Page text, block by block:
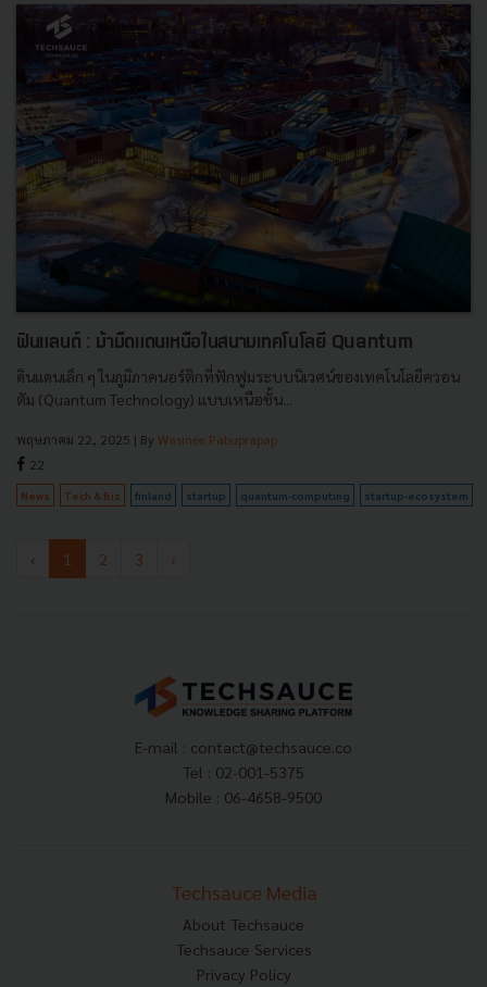
ฟินแลนด์ : ม้ามืดแดนเหนือในสนามเทคโนโลยี Quantum
ดินแดนเล็ก ๆ ในภูมิภาคนอร์ติกที่ฟักฟูมระบบนิเวศน์ของเทคโนโลยีควอน
ตัม (Quantum Technology) แบบเหนือชั้น...
พฤษภาคม 22, 2025 | By Wasinee Pabuprapap
22
News Tech & Biz finland startup quantum-computing startup-ecosystem
‹ 1 2 3 ›
E-mail : contact@techsauce.co
Tel : 02-001-5375
Mobile : 06-4658-9500
Techsauce Media
About Techsauce
Techsauce Services
Privacy Policy